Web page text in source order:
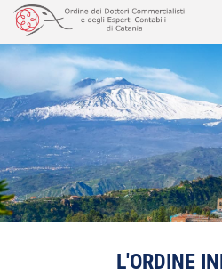
Vai
contenuto
L'ORDINE